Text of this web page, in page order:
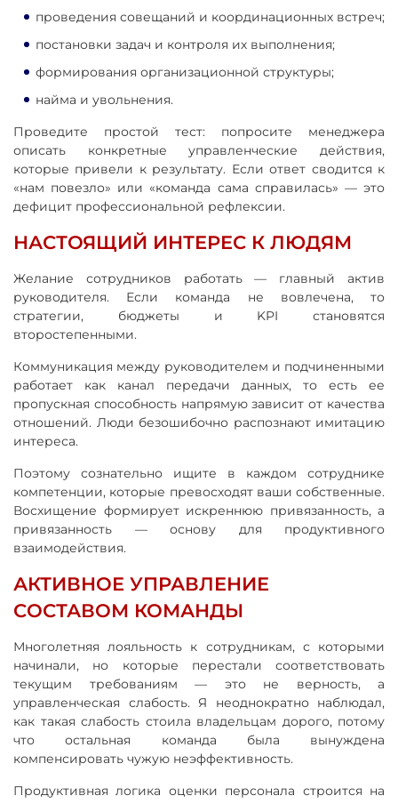
проведения совещаний и координационных встреч;
постановки задач и контроля их выполнения;
формирования организационной структуры;
найма и увольнения.
Проведите простой тест: попросите менеджера
описать конкретные управленческие действия,
которые привели к результату. Если ответ сводится к
«нам повезло» или «команда сама справилась» — это
дефицит профессиональной рефлексии.
НАСТОЯЩИЙ ИНТЕРЕС К ЛЮДЯМ
Желание сотрудников работать — главный актив
руководителя. Если команда не вовлечена, то
стратегии, бюджеты и KPI становятся
второстепенными.
Коммуникация между руководителем и подчиненными
работает как канал передачи данных, то есть ее
пропускная способность напрямую зависит от качества
отношений. Люди безошибочно распознают имитацию
интереса.
Поэтому сознательно ищите в каждом сотруднике
компетенции, которые превосходят ваши собственные.
Восхищение формирует искреннюю привязанность, а
привязанность — основу для продуктивного
взаимодействия.
АКТИВНОЕ УПРАВЛЕНИЕ
СОСТАВОМ КОМАНДЫ
Многолетняя лояльность к сотрудникам, с которыми
начинали, но которые перестали соответствовать
текущим требованиям — это не верность, а
управленческая слабость. Я неоднократно наблюдал,
как такая слабость стоила владельцам дорого, потому
что остальная команда была вынуждена
компенсировать чужую неэффективность.
Продуктивная логика оценки персонала строится на